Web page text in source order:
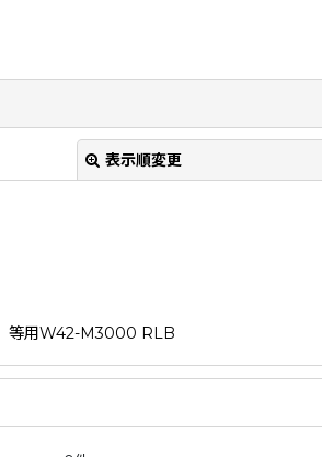
表示順変更
絞り込む
等用W42-M3000 RLB